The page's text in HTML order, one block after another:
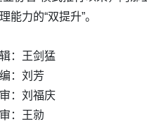
能力的“双提升”。
：王剑猛
：刘芳
：刘福庆
：王勍